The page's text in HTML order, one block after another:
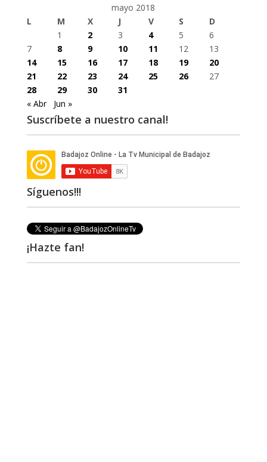
mayo 2018
L
M X J V S
D
1
2 3 4 5
6
7
8 9 10 11 12
13
14
15 16 17 18 19
20
21
22 23 24 25 26
27
28
29 30
31
« Abr
Jun »
Suscríbete a nuestro canal!
Síguenos!!!
¡Hazte fan!